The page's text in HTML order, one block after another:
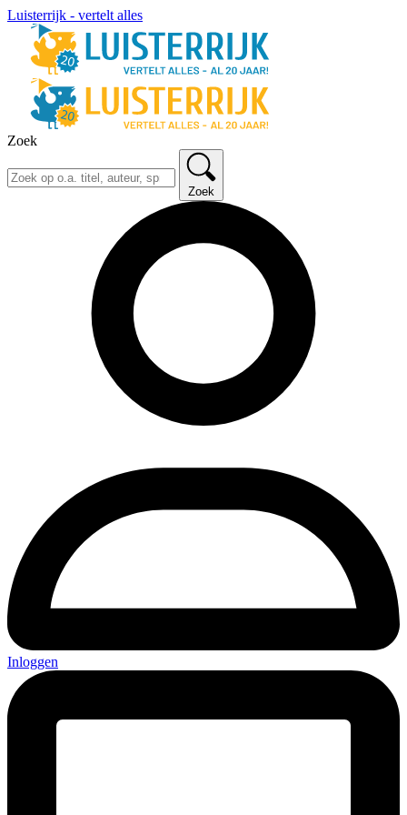
Luisterrijk - vertelt alles
Zoek
Zoek
Inloggen